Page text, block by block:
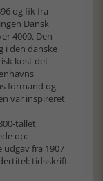
og fik fra
Dansk
4000. Den
i den danske
kost det
formand og
var inspireret
tallet
op:
fra 1907
tidsskrift